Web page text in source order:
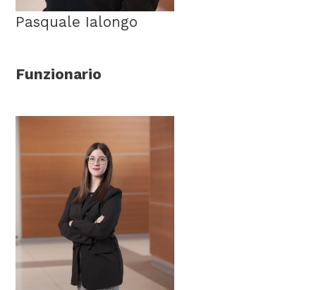
Pasquale Ialongo
Funzionario